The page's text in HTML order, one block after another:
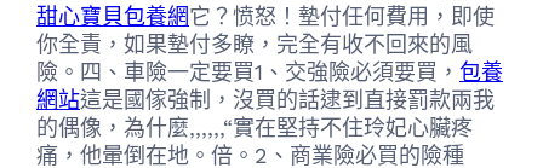
甜心寶貝包養網它？愤怒！墊付任何費用，即使
你全責，如果墊付多瞭，完全有收不回來的風
險。四、車險一定要買1、交強險必須要買， 包養
網站這是國傢強制，沒買的話逮到直接罰款兩我
的偶像，為什麼,,,,,,“實在堅持不住玲妃心臟疼
痛，他暈倒在地。倍。2、商業險必買的險種